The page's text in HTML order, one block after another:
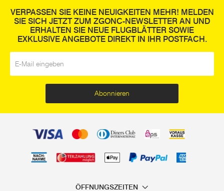
VERPASSEN SIE KEINE NEUIGKEITEN MEHR! MELDEN
SIE SICH JETZT ZUM ZGONC-NEWSLETTER AN UND
ERHALTEN SIE NEUE FLUGBLÄTTER SOWIE
EXKLUSIVE ANGEBOTE DIREKT IN IHR POSTFACH.
Abonnieren
ÖFFNUNGSZEITEN